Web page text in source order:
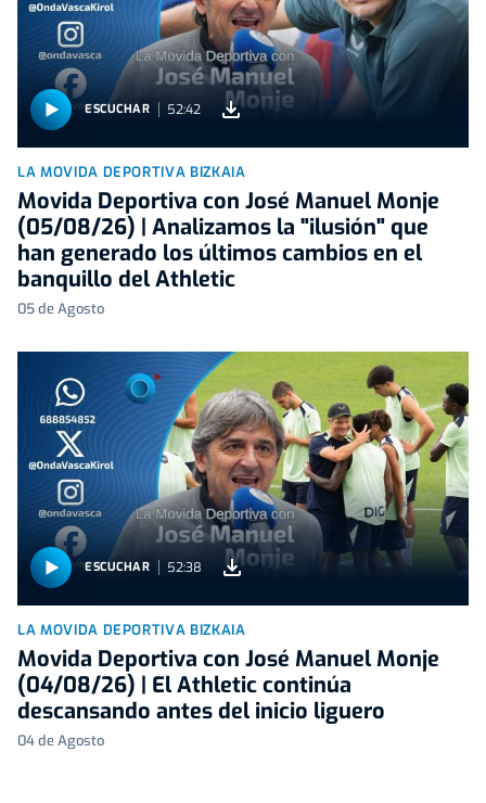
ESCUCHAR 52:42
LA MOVIDA DEPORTIVA BIZKAIA
Movida Deportiva con José Manuel Monje
(05/08/26) | Analizamos la "ilusión" que
han generado los últimos cambios en el
banquillo del Athletic
05 de Agosto
ESCUCHAR 52:38
LA MOVIDA DEPORTIVA BIZKAIA
Movida Deportiva con José Manuel Monje
(04/08/26) | El Athletic continúa
descansando antes del inicio liguero
04 de Agosto